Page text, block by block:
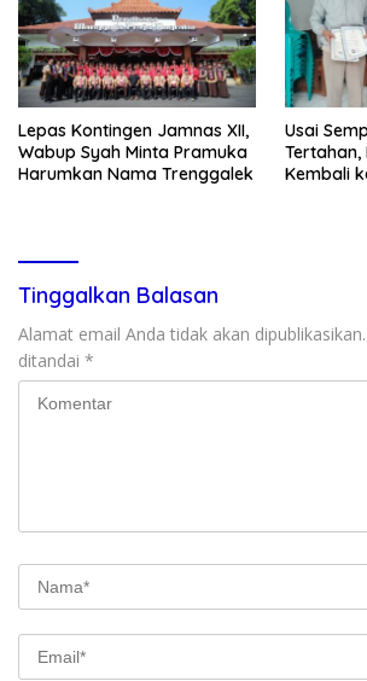
Lepas Kontingen Jamnas XII,
Wabup Syah Minta Pramuka
Harumkan Nama Trenggalek
Usai
Tertahan,
Kembali
Tinggalkan Balasan
Alamat email Anda tidak akan dipublikasikan.
ditandai *